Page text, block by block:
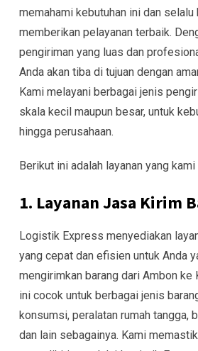
memahami kebutuhan ini dan
memberikan pelayanan terbaik.
pengiriman yang luas dan
Anda akan tiba di tujuan dengan
Kami melayani berbagai jenis
skala kecil maupun besar, untuk
hingga perusahaan.
Berikut ini adalah layanan yang kami
1. Layanan Jasa Kirim
Logistik Express menyediakan
yang cepat dan efisien untuk Anda
mengirimkan barang dari Ambon ke
ini cocok untuk berbagai jenis
konsumsi, peralatan rumah tangga,
dan lain sebagainya. Kami